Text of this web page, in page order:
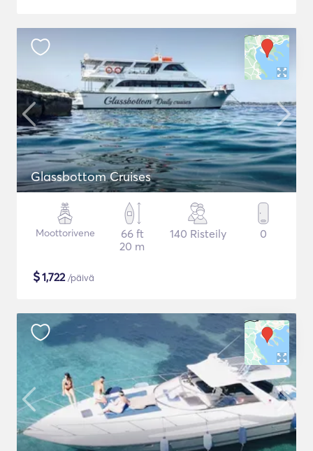
Glassbottom Cruises
Moottorivene
66 ft
20 m
140 Risteily 0
$1,722/päivä